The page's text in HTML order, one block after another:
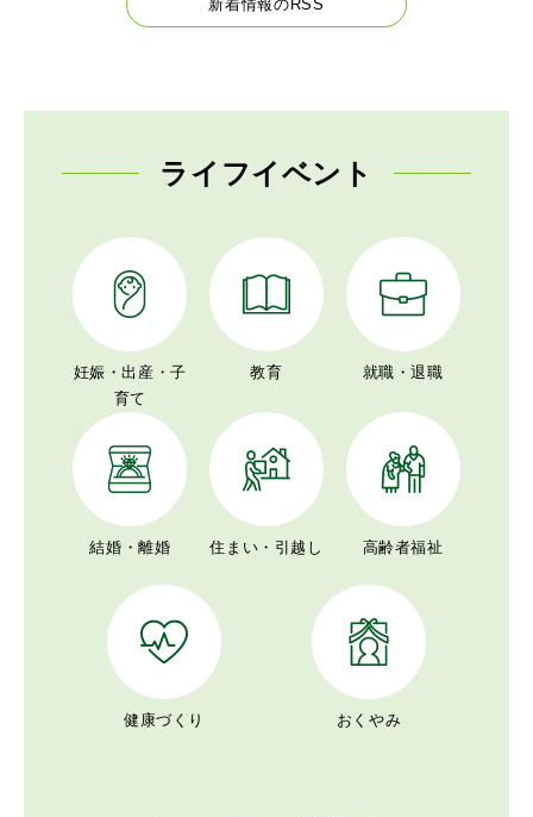
新着情報のRSS
ライフイベント
妊娠・出産・子
育て
教育 就職・退職
結婚・離婚 住まい・引越し 高齢者福祉
健康づくり おくやみ